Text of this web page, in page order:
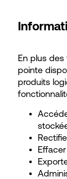
En plus
pointe
produits